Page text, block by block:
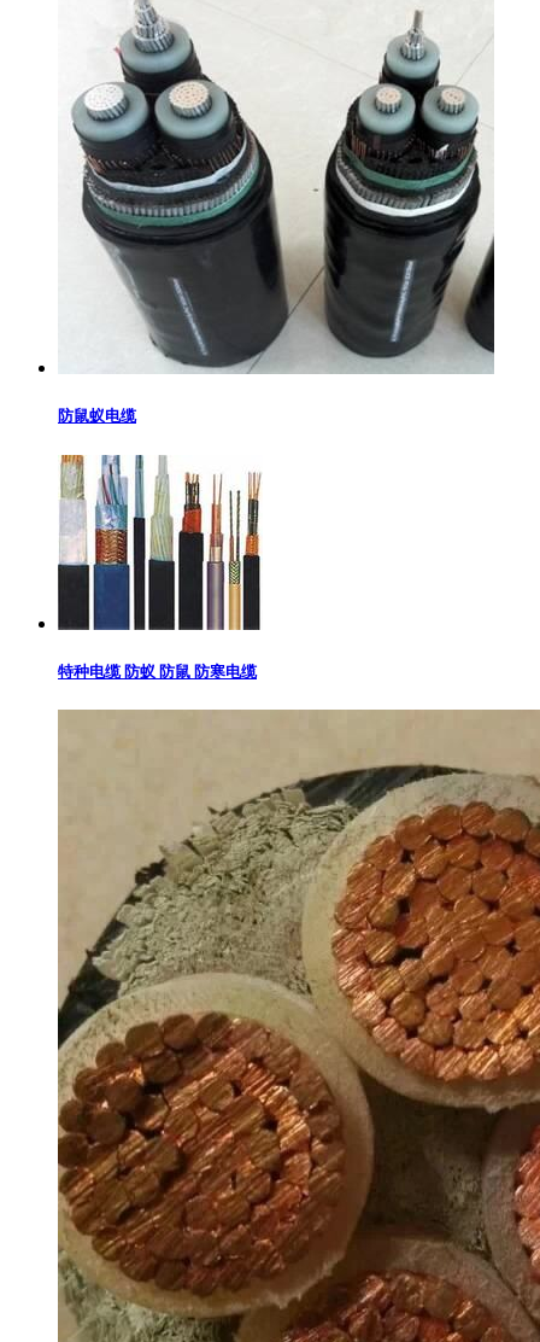
防鼠蚁电缆
特种电缆 防蚁 防鼠 防寒电缆